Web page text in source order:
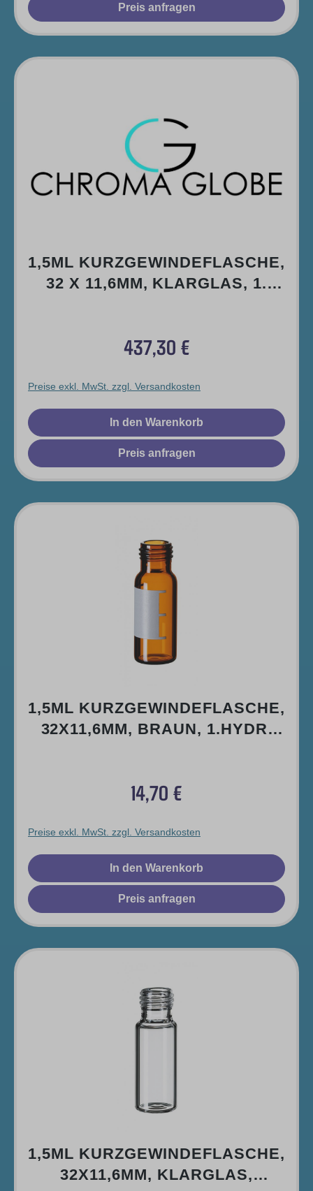
Preis anfragen
1,5ML KURZGEWINDEFLASCHE,
32 X 11,6MM, KLARGLAS, 1.
MONTIERTEM ULTRACLEAN
KURZGEWINDEKAPPE, BLAU,
MIT LOCH; SILICON
WEISS/PTFE ROT, 55° SHORE A, 1
,0MM
Regulärer Preis:
437,30 €
Preise exkl. MwSt. zzgl. Versandkosten
In den Warenkorb
Preis anfragen
1,5ML KURZGEWINDEFLASCHE,
32X11,6MM, BRAUN, 1.HYDR.
FÜLLMARKIERUNG
Regulärer Preis:
14,70 €
Preise exkl. MwSt. zzgl. Versandkosten
In den Warenkorb
Preis anfragen
1,5ML KURZGEWINDEFLASCHE,
32X11,6MM, KLARGLAS,